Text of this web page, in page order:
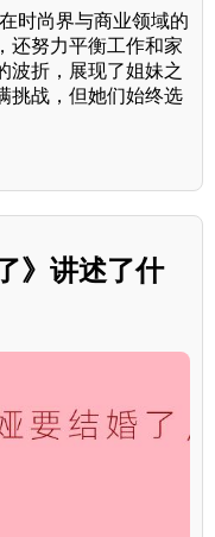
时尚界与商业领域的
还努力平衡工作和家
波折，展现了姐妹之
挑战，但她们始终选
》讲述了什